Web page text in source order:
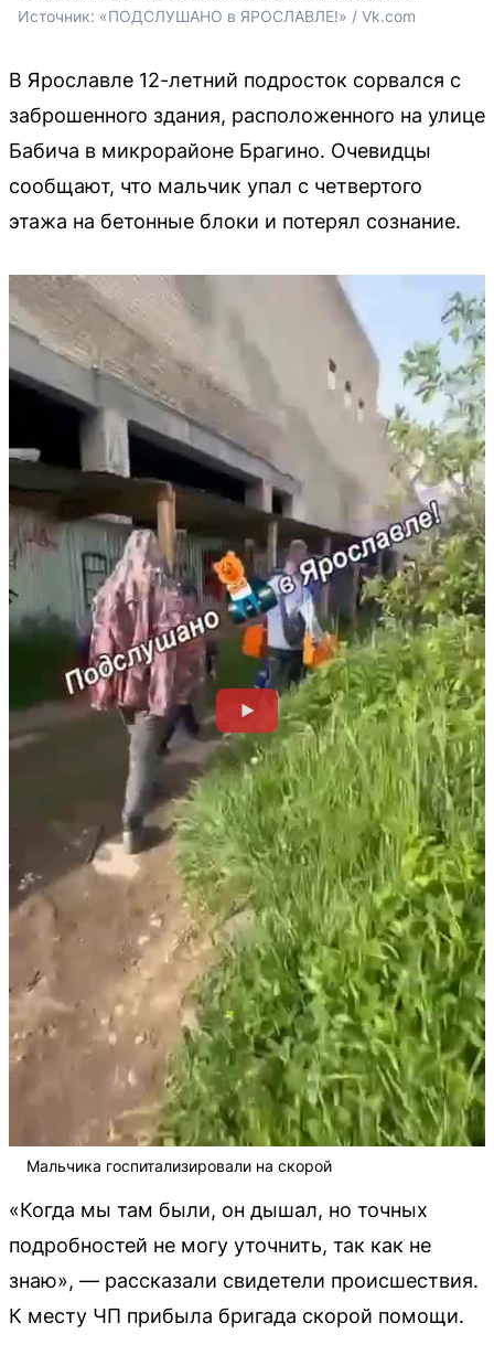
Источник: «ПОДСЛУШАНО в ЯРОСЛАВЛЕ!» / Vk.com
В Ярославле 12-летний подросток сорвался с
заброшенного здания, расположенного на улице
Бабича в микрорайоне Брагино. Очевидцы
сообщают, что мальчик упал с четвертого
этажа на бетонные блоки и потерял сознание.
Мальчика госпитализировали на скорой
«Когда мы там были, он дышал, но точных
подробностей не могу уточнить, так как не
знаю», — рассказали свидетели происшествия.
К месту ЧП прибыла бригада скорой помощи.